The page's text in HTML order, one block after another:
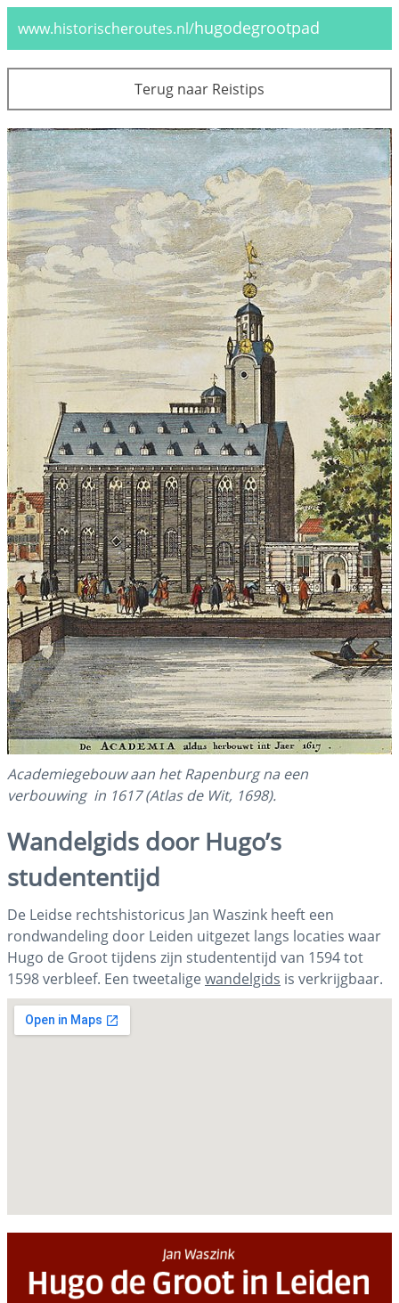
www.historischeroutes.nl/hugodegrootpad
Academiegebouw aan het Rapenburg na een
verbouwing in 1617 (Atlas de Wit, 1698).
Wandelgids door Hugo’s
studententijd
De Leidse rechtshistoricus Jan Waszink heeft een
rondwandeling door Leiden uitgezet langs locaties waar
Hugo de Groot tijdens zijn studententijd van 1594 tot
1598 verbleef. Een tweetaligewandelgids is verkrijgbaar.